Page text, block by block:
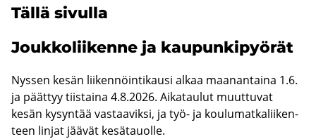
Tällä si­vul­la
Jouk­ko­lii­ken­ne ja kau­pun­ki­pyö­rät
Nys­sen kesän lii­ken­nöin­ti­kausi alkaa maa­nan­tai­na 1.6.
ja päät­tyy tiis­tai­na 4.8.2026. Ai­ka­tau­lut muut­tu­vat
kesän ky­syn­tää vas­taa­vik­si, ja työ- ja kou­lu­mat­ka­lii­ken­
teen lin­jat jää­vät ke­sä­tauol­le.